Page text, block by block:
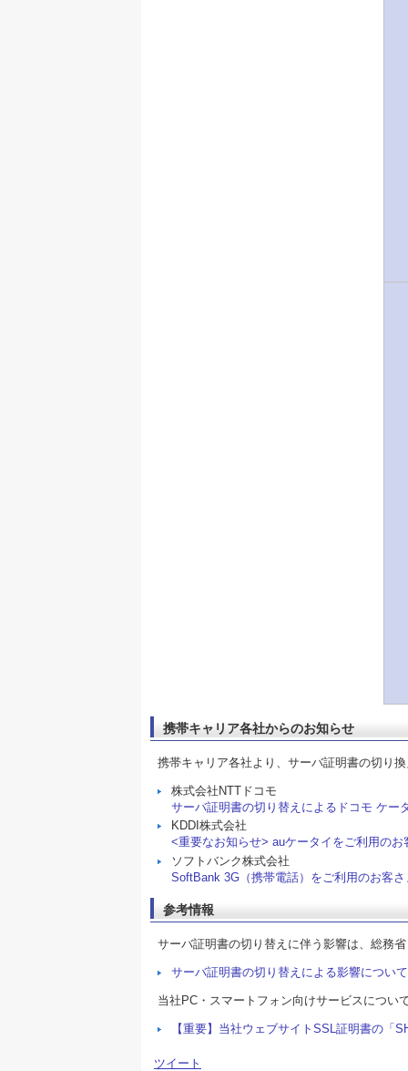
携帯キャリア各社からのお知らせ
携帯キャリア各社より、サーバ証明書の切り
株式会社NTTドコモ
サーバ証明書の切り替えによるドコモ ケー
KDDI株式会社
<重要なお知らせ> auケータイをご利用の
ソフトバンク株式会社
SoftBank 3G（携帯電話）をご利用のお客
参考情報
サーバ証明書の切り替えに伴う影響は、総務
サーバ証明書の切り替えによる影響について
当社PC・スマートフォン向けサービスについ
【重要】当社ウェブサイトSSL証明書の「
ツイート